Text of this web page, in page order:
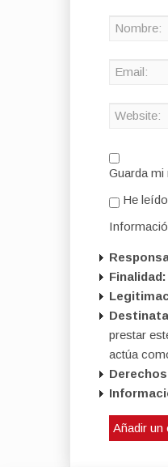
Guarda
He
Finalidad:
prestar
actúa